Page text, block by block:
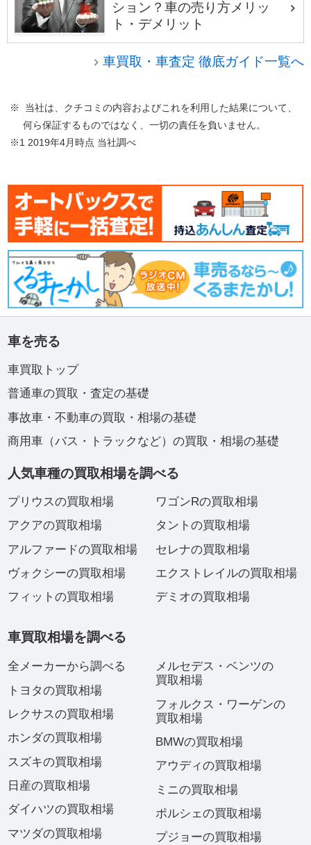
ション？車の売り方メリッ
ト・デメリット
車買取・車査定 徹底ガイド一覧へ
※ 当社は、クチコミの内容およびこれを利用した結果について、
何ら保証するものではなく、一切の責任を負いません。
※1 2019年4月時点 当社調べ
車を売る
車買取トップ
普通車の買取・査定の基礎
事故車・不動車の買取・相場の基礎
商用車（バス・トラックなど）の買取・相場の基礎
人気車種の買取相場を調べる
プリウスの買取相場
アクアの買取相場
アルファードの買取相場
ヴォクシーの買取相場
フィットの買取相場
ワゴンRの買取相場
タントの買取相場
セレナの買取相場
エクストレイルの買取相場
デミオの買取相場
車買取相場を調べる
全メーカーから調べる
トヨタの買取相場
レクサスの買取相場
ホンダの買取相場
スズキの買取相場
日産の買取相場
ダイハツの買取相場
マツダの買取相場
メルセデス・ベンツの
買取相場
フォルクス・ワーゲンの
買取相場
BMWの買取相場
アウディの買取相場
ミニの買取相場
ポルシェの買取相場
プジョーの買取相場